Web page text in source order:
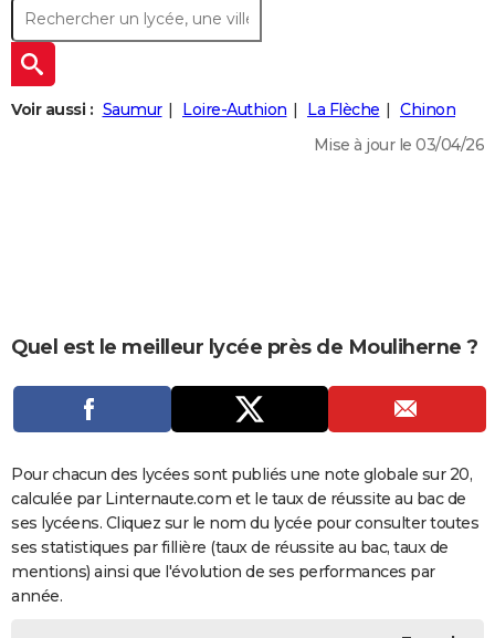
Forum
Aménagement intérieur
Extérieur
Cuisine
Salle de bains
Jardinage
Rangement
+WEEK-END
Guides de France
Escapades
Patrimoine
Expositions
Musées
Week-end nature
+
LIFESTYLE
CARTE DE VOEUX
Carte de Noël
Carte Bonne année
Carte Saint-Valentin
Carte Pâques
Carte d'anniversaire
DICTIONNAIRE
COPAINS D'AVANT
S'inscrire
Se connecter
Lycées
Collèges
Primaires
Universités
Entreprises
Service militaire
Avis de recherche
AVIS DE DÉCÈS
FORUM
Voir aussi : Saumur Loire-Authion La Flèche
Chinon
Mise à jour le 03/04/26
Quel est le meilleur lycée près de Mouliherne ?
Pour chacun des lycées sont publiés une note globale sur 20,
calculée par Linternaute.com et le taux de réussite au bac de
ses lycéens. Cliquez sur le nom du lycée pour consulter toutes
ses statistiques par fillière (taux de réussite au bac, taux de
mentions) ainsi que l'évolution de ses performances par
année.